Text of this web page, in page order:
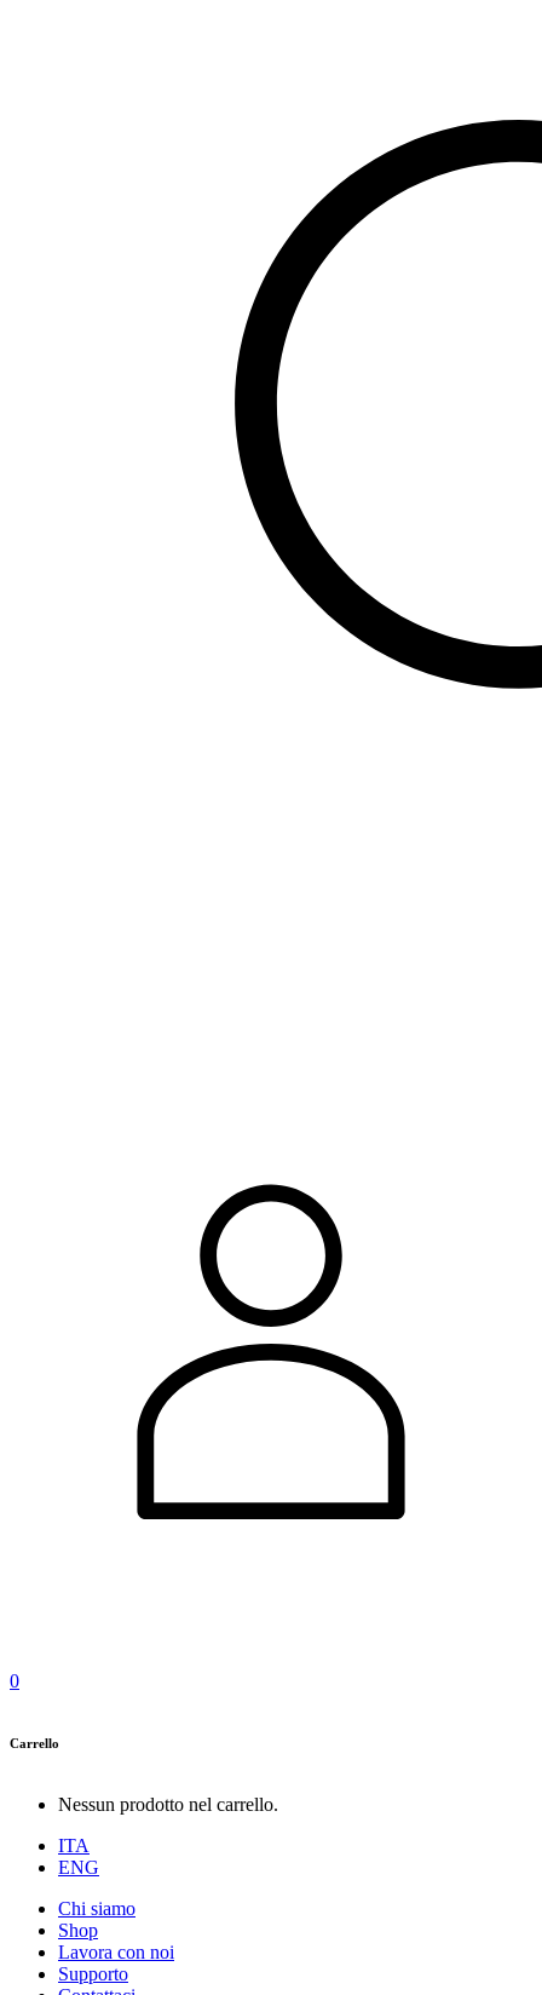
0
Carrello
Nessun prodotto nel carrello.
ITA
ENG
Chi siamo
Shop
Lavora con noi
Supporto